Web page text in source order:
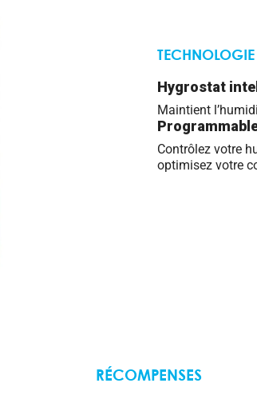
Hygrostat
Maintient
Contrôlez votre
optimisez votre
RÉCOMPENSES